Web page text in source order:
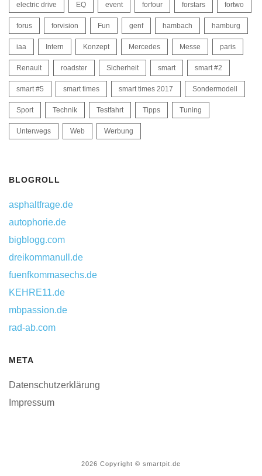
electric drive EQ event forfour forstars fortwo
forus forvision Fun genf hambach hamburg
iaa Intern Konzept Mercedes Messe paris
Renault roadster Sicherheit smart smart #2
smart #5 smart times smart times 2017 Sondermodell
Sport Technik Testfahrt Tipps Tuning
Unterwegs Web Werbung
BLOGROLL
asphaltfrage.de
autophorie.de
bigblogg.com
dreikommanull.de
fuenfkommasechs.de
KEHRE11.de
mbpassion.de
rad-ab.com
META
Datenschutzerklärung
Impressum
2026 Copyright © smartpit.de